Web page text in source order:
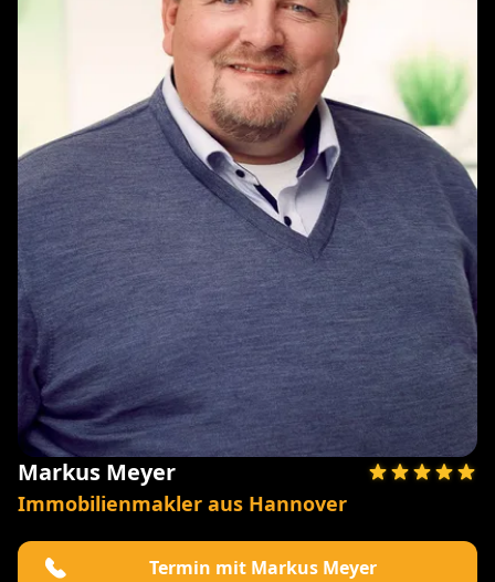
Markus Meyer
Immobilienmakler aus Hannover
Termin mit Markus Meyer